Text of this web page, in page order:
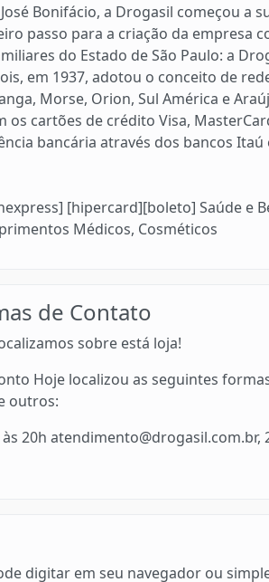
Bonifácio, a Drogasil começou a
passo para a criação da empresa
do Estado de São Paulo: a
em 1937, adotou o conceito de
Morse, Orion, Sul América e
cartões de crédito Visa,
bancária através dos bancos Itaú
[hipercard][boleto] Saúde e
Médicos, Cosméticos
de Contato
sobre está loja!
Hoje localizou as seguintes
outros:
20h atendimento@drogasil.com.br,
digitar em seu navegador ou